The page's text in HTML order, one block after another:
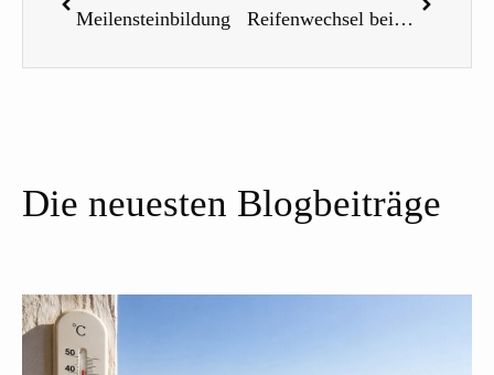
Meilensteinbildung Reifenwechsel bei der Trilex Felge leichtgemacht – oder auch nicht
Die neuesten Blogbeiträge